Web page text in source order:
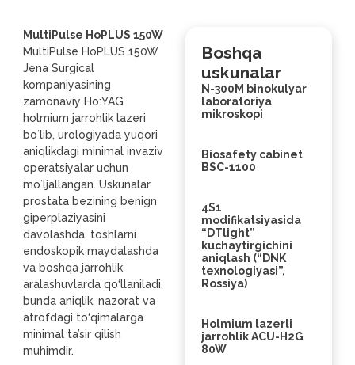
MultiPulse HoPLUS 150W
MultiPulse HoPLUS 150W
Jena Surgical
kompaniyasining
zamonaviy Ho:YAG
holmium jarrohlik lazeri
boʻlib, urologiyada yuqori
aniqlikdagi minimal invaziv
operatsiyalar uchun
moʻljallangan. Uskunalar
prostata bezining benign
giperplaziyasini
davolashda, toshlarni
endoskopik maydalashda
va boshqa jarrohlik
aralashuvlarda qo‘llaniladi,
bunda aniqlik, nazorat va
atrofdagi to‘qimalarga
minimal ta’sir qilish
muhimdir.
Boshqa
uskunalar
N-300M binokulyar
laboratoriya
mikroskopi
Biosafety cabinet
BSC-1100
4S1
modifikatsiyasida
“DTlight”
kuchaytirgichini
aniqlash (“DNK
texnologiyasi”,
Rossiya)
Holmium lazerli
jarrohlik ACU-H2G
80W